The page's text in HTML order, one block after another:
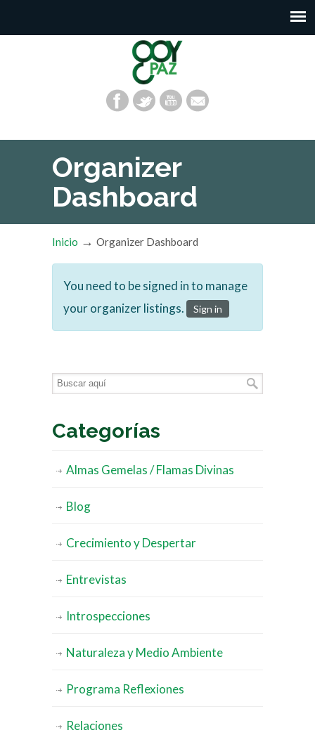
Organizer
Dashboard
Inicio → Organizer Dashboard
You need to be signed in to manage
your organizer listings.
Sign in
Categorías
Almas Gemelas / Flamas Divinas
Blog
Crecimiento y Despertar
Entrevistas
Introspecciones
Naturaleza y Medio Ambiente
Programa Reflexiones
Relaciones